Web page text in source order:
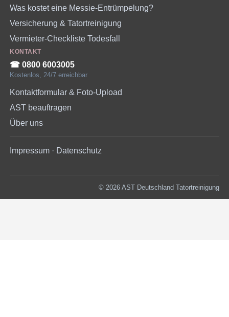
Was kostet eine Messie-Entrümpelung?
Versicherung & Tatortreinigung
Vermieter-Checkliste Todesfall
KONTAKT
☎︎ 0800 6003005
Kostenlos, 24/7 erreichbar
Kontaktformular & Foto-Upload
AST beauftragen
Über uns
Impressum · Datenschutz
© 2026 AST Deutschland Tatortreinigung